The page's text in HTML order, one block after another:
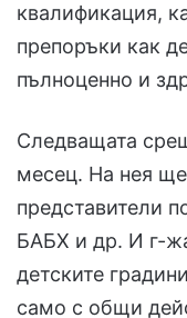
квалификация,
препоръки как
пълноценно и
Следващата
месец. На нея
представители
БАБХ и др. И г-
детските
само с общи